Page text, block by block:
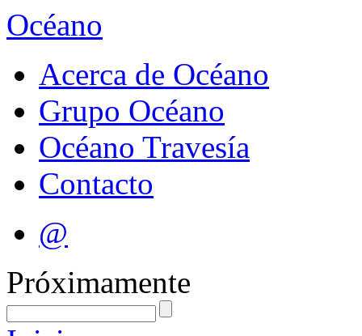
Océano
Acerca de Océano
Grupo Océano
Océano Travesía
Contacto
@
Próximamente